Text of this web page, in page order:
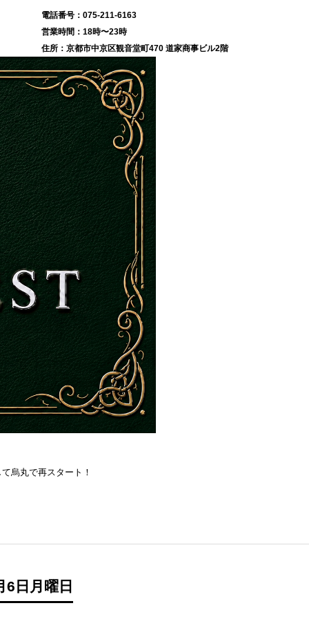
075-211-6163
18時〜23時
京都市中京区観音堂町470 道家商事ビル2階
烏丸で再スタート！
日月曜日